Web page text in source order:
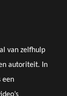
van zelfhulp
autoriteit. In
een